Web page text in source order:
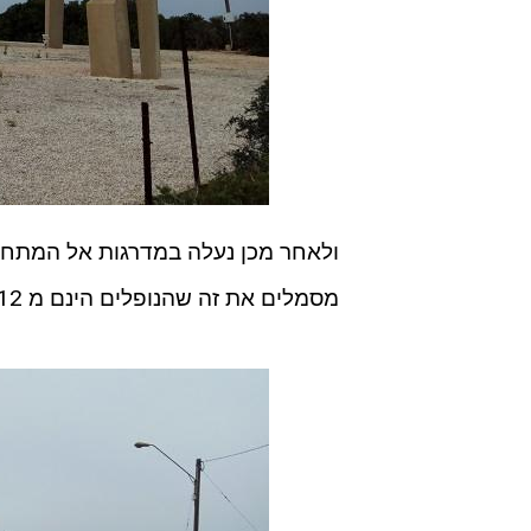
מסמלים את זה שהנופלים הינם מ 12 שבטי ישראל? לא מצאתי אסמכתא לכך].